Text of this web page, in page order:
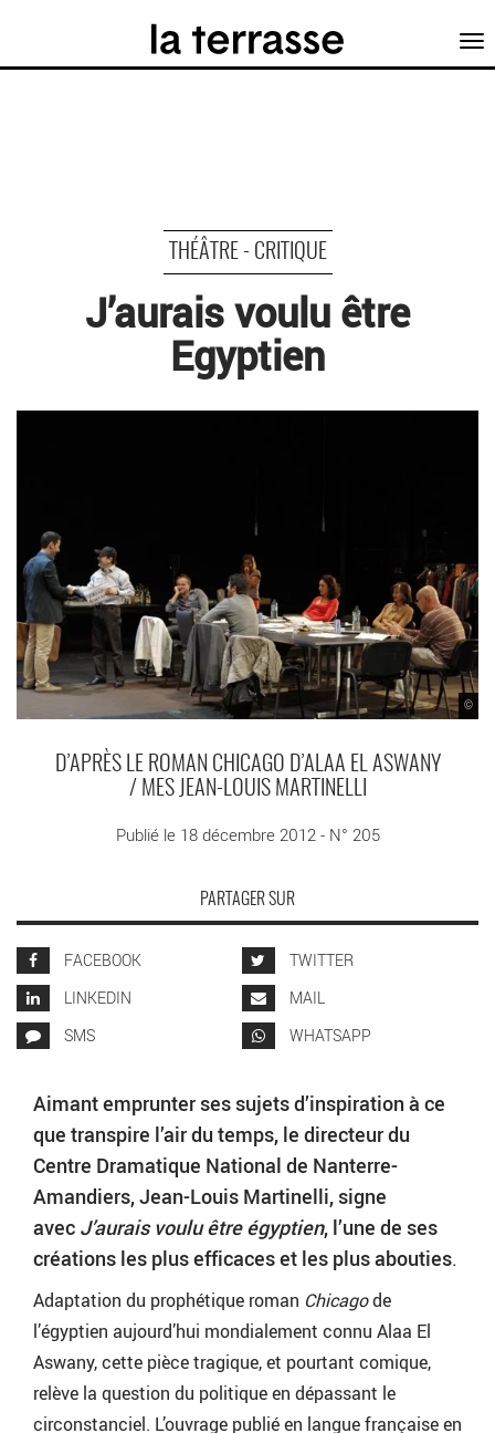
THÉÂTRE - CRITIQUE
J’aurais voulu être
Egyptien
©
D’APRÈS LE ROMAN CHICAGO D’ALAA EL ASWANY
/ MES JEAN-LOUIS MARTINELLI
Publié le 18 décembre 2012 - N° 205
PARTAGER SUR
FACEBOOK
TWITTER
LINKEDIN
MAIL
SMS
WHATSAPP
Aimant emprunter ses sujets d’inspiration à ce
que transpire l’air du temps, le directeur du
Centre Dramatique National de Nanterre-
Amandiers, Jean-Louis Martinelli, signe
avec J’aurais voulu être égyptien, l’une de ses
créations les plus efficaces et les plus abouties.
Adaptation du prophétique roman Chicagode
l’égyptien aujourd’hui mondialement connu Alaa El
Aswany, cette pièce tragique, et pourtant comique,
relève la question du politique en dépassant le
circonstanciel. L’ouvrage publié en langue française en